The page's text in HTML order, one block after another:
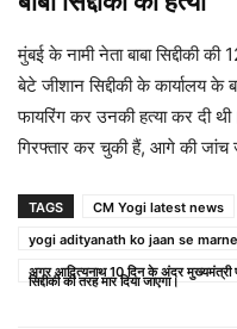
मुंबई के नामी नेता बाबा सिद्दीकी
बेटे जीशान सिद्दीकी के कार्यालय
फायरिंग कर उनकी हत्या कर दी
गिरफ्तार कर चुकी हैं, आगे की
TAGS CM Yogi latest news
yogi adityanath ko jaan se
अगर आदित्यनाथ 10 दिन के अंदर मुख्यमंत्री पद
सिद्दीकी की तरह मार दिया जाएगा।